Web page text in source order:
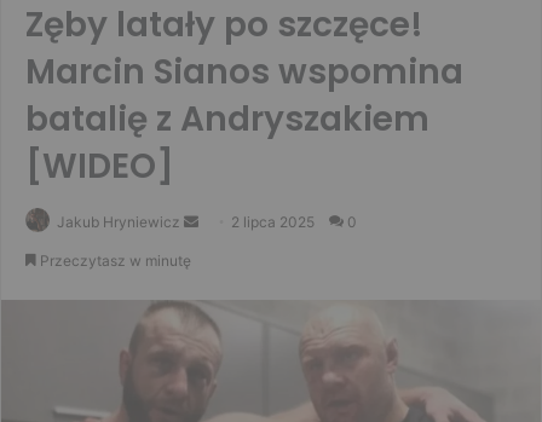
Zęby latały po szczęce!
Marcin Sianos wspomina
batalię z Andryszakiem
[WIDEO]
Jakub Hryniewicz
Send 2 lipca 2025 0
Przeczytasz w minutę